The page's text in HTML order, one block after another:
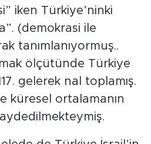
iken Türkiye’ninki
(demokrasi ile
tanımlanıyormuş..
ölçütünde Türkiye
gelerek nal toplamış.
küresel ortalamanın